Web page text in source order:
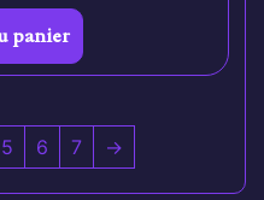
panier
5 6 7 →